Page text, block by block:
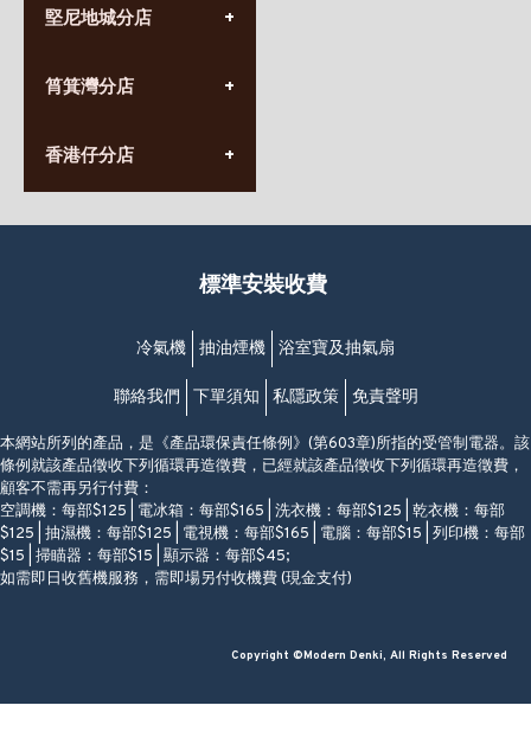
營業時間:
九龍太子太子道西141號
堅尼地城分店
營業時間:
香港堅尼地城卑路乍街
(堅尼地城地鐵站B出口)
筲箕灣分店
營業時間:
(10:00am-20:30pm)
香港仔分店
營業時間:
香港香港仔成都道20-28號
(黃竹坑地鐵站轉4M專線小巴)
標準安裝收費
冷氣機 抽油煙機 浴室寶及抽氣扇
聯絡我們 下單須知 私隱政策 免責聲明
本網站所列的產品，是《產品環保責任條例》(第603章)所指的受管制電器。該
條例就該產品徵收下列循環再造徵費，已經就該產品徵收下列循環再造徵費，
顧客不需再另行付費：
空調機：每部$125 | 電冰箱：每部$165 | 洗衣機：每部$125 | 乾衣機：每部
$125 | 抽濕機：每部$125 | 電視機：每部$165 | 電腦：每部$15 | 列印機：每部
$15 | 掃瞄器：每部$15 | 顯示器：每部$45;
如需即日收舊機服務，需即場另付收機費 (現金支付)
Copyright ©Modern Denki, All Rights Reserved